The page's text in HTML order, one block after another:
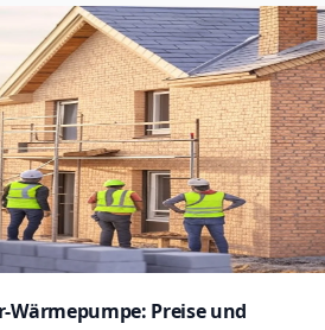
Wärmepumpe: Preise und